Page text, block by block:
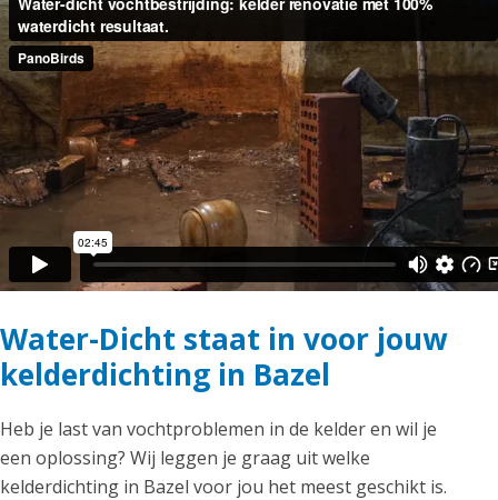
Water-Dicht staat in voor jouw
kelderdichting in Bazel
Heb je last van vochtproblemen in de kelder en wil je
een oplossing? Wij leggen je graag uit welke
kelderdichting in Bazel voor jou het meest geschikt is.